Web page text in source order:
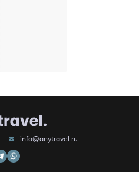
info@anytravel.ru